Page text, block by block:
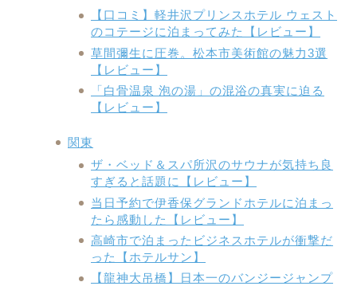
【口コミ】軽井沢プリンスホテル ウェスト
のコテージに泊まってみた【レビュー】
草間彌生に圧巻。松本市美術館の魅力3選
【レビュー】
「白骨温泉 泡の湯」の混浴の真実に迫る
【レビュー】
関東
ザ・ベッド＆スパ所沢のサウナが気持ち良
すぎると話題に【レビュー】
当日予約で伊香保グランドホテルに泊まっ
たら感動した【レビュー】
高崎市で泊まったビジネスホテルが衝撃だ
った【ホテルサン】
【龍神大吊橋】日本一のバンジージャンプ